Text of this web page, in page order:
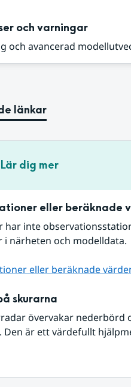
och varningar
och avancerad
länkar
Lär dig mer
eller beräknade
har inte
i närheten och modelldata.
eller beräknade
skurarna
övervakar
Den är ett värdefullt